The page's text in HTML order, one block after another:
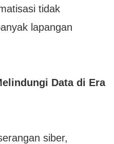
tidak
lapangan
Data di Era
siber,